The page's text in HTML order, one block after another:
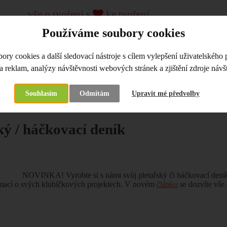
Používáme soubory cookies
cookies a další sledovací nástroje s cílem vylepšení uživatelského
reklam, analýzy návštěvnosti webových stránek a zjištění zdroje
Souhlasím Odmítám Upravit mé předvolby
vše o tvoření s
ke tvoření...
kreativní pomůcky a materiál, kurzy
od roku 2009
KREATIVNÍ KURZY, WORKSHOPY
Co je nového Pletařský / háčkovací deník
/ háčkovací deník
NOVINKA! Vyrobte si s námi svůj pletařský či háčkovací
o svých klubíčkových projektech. V novém článku se dozvíte vše